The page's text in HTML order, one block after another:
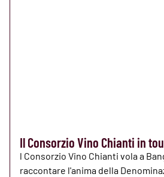
Il Consorzio Vino Chianti in
l Consorzio Vino Chianti vola a
raccontare l'anima della